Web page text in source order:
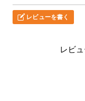
レビューを書く
レビ